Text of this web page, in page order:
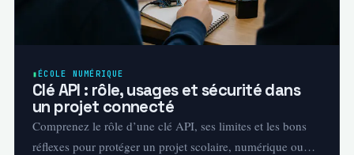
ÉCOLE NUMÉRIQUE
Clé API : rôle, usages et sécurité dans
un projet connecté
Comprenez le rôle d’une clé API, ses limites et les bons
réflexes pour protéger un projet scolaire, numérique ou